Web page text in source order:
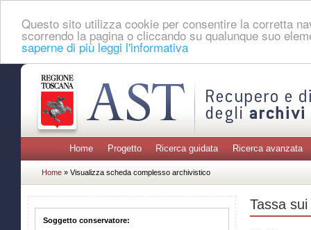
Questo sito utilizza cookie per consentire la corretta
scorrendo la pagina o cliccando su qualunque suo
saperne di più leggi l'informativa
Home Progetto Ricerca guidata Ricerca avanzata
Home » Visualizza scheda complesso archivistico
Soggetto conservatore:
Tassa